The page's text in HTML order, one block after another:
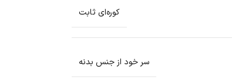
کوره‌ای ثابت
سر خود از جنس بدنه